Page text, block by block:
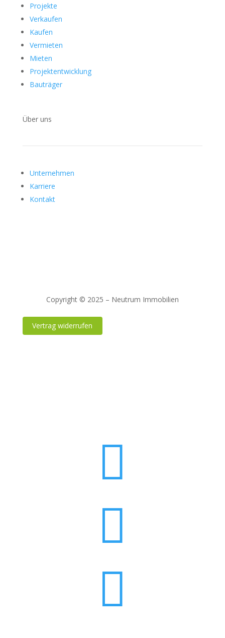
Projekte
Verkaufen
Kaufen
Vermieten
Mieten
Projektentwicklung
Bauträger
Über uns
Unternehmen
Karriere
Kontakt
Copyright © 2025 – Neutrum Immobilien
Vertrag widerrufen


